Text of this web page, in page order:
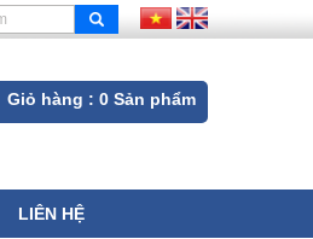
Giỏ hàng : 0 Sản phẩm
LIÊN HỆ